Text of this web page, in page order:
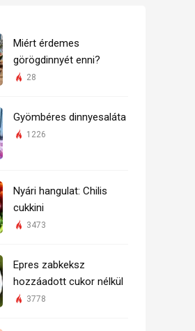
Miért érdemes
görögdinnyét enni?
28
Gyömbéres dinnyesaláta
1226
Nyári hangulat: Chilis
cukkini
3473
Epres zabkeksz
hozzáadott cukor nélkül
3778